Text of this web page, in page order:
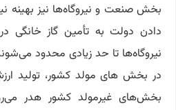
بخش صنعت و نیروگاه‌ها نیز بهینه
دادن دولت به تأمین گاز خانگی
نیروگاه‌ها تا حد زیادی محدود
در بخش های مولد کشور، تولید
بخش‌های غیرمولد کشور هدر